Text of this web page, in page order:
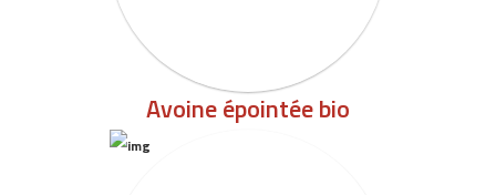
Avoine épointée bio